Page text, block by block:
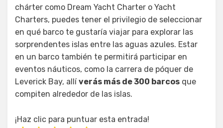
chárter como Dream Yacht Charter o Yacht
Charters, puedes tener el privilegio de seleccionar
en qué barco te gustaría viajar para explorar las
sorprendentes islas entre las aguas azules. Estar
en un barco también te permitirá participar en
eventos náuticos, como la carrera de póquer de
Leverick Bay, allíverás más de 300 barcos que
compiten alrededor de las islas.
¡Haz clic para puntuar esta entrada!